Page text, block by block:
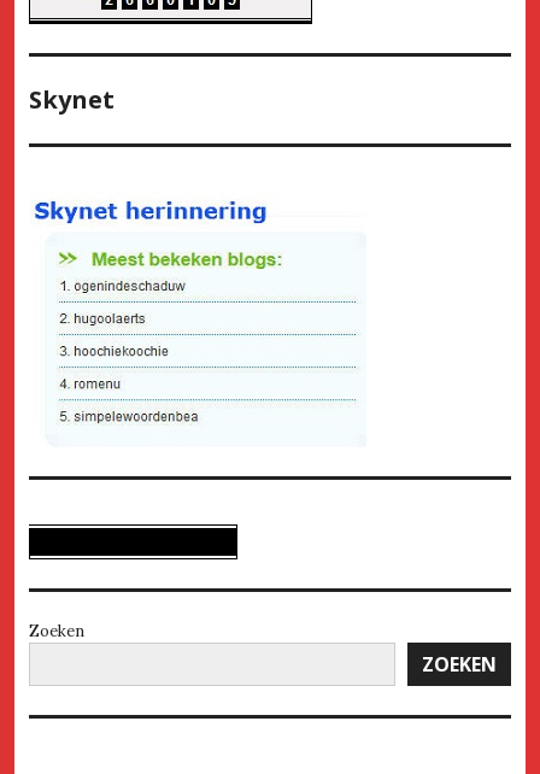
Skynet
Zoeken
ZOEKEN